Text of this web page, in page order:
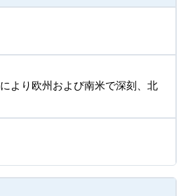
より欧州および南米で深刻、北